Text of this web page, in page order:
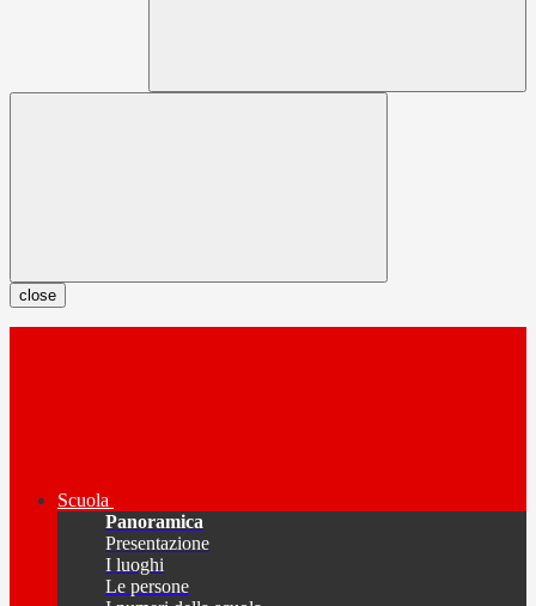
close
Scuola
Panoramica
Presentazione
I luoghi
Le persone